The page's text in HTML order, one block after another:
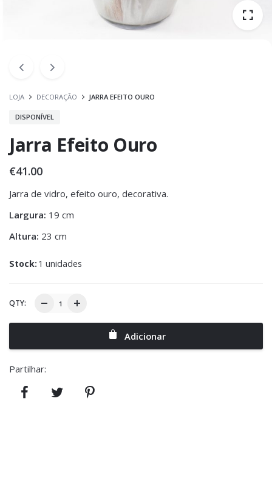
LOJA DECORAÇÃO JARRA EFEITO OURO
DISPONÍVEL
Jarra Efeito Ouro
€41.00
Jarra de vidro, efeito ouro, decorativa.
Largura: 19 cm
Altura: 23 cm
Stock: 1 unidades
QTY:
Adicionar
Partilhar: